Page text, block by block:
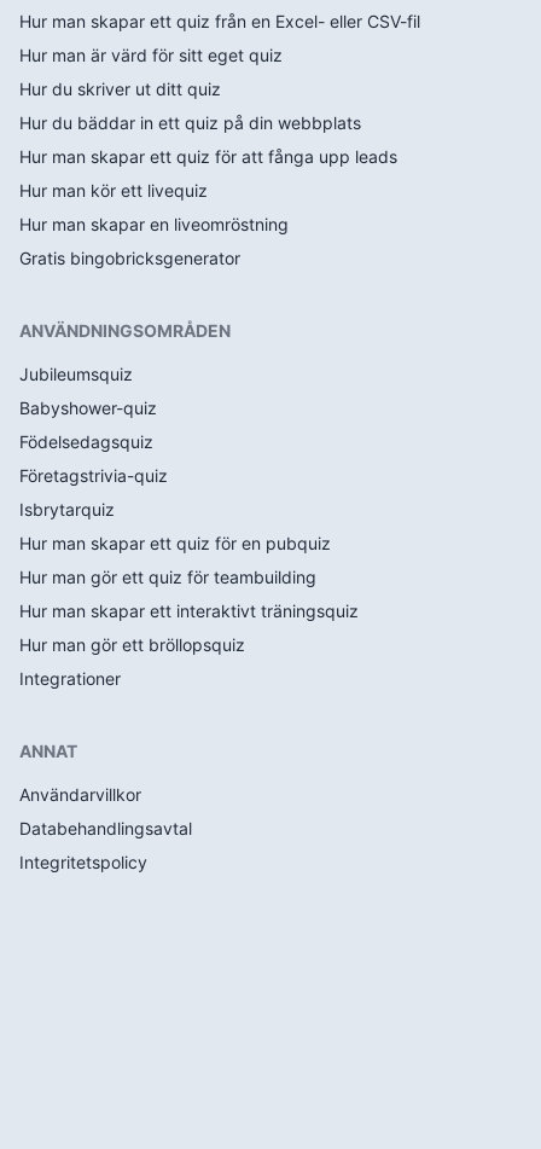
Hur man skapar ett quiz från en Excel- eller CSV-fil
Hur man är värd för sitt eget quiz
Hur du skriver ut ditt quiz
Hur du bäddar in ett quiz på din webbplats
Hur man skapar ett quiz för att fånga upp leads
Hur man kör ett livequiz
Hur man skapar en liveomröstning
Gratis bingobricksgenerator
ANVÄNDNINGSOMRÅDEN
Jubileumsquiz
Babyshower-quiz
Födelsedagsquiz
Företagstrivia-quiz
Isbrytarquiz
Hur man skapar ett quiz för en pubquiz
Hur man gör ett quiz för teambuilding
Hur man skapar ett interaktivt träningsquiz
Hur man gör ett bröllopsquiz
Integrationer
ANNAT
Användarvillkor
Databehandlingsavtal
Integritetspolicy